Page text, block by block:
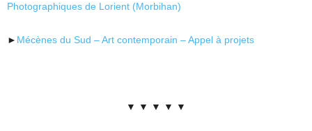
Photographiques de Lorient (Morbihan)
► Mécènes du Sud – Art contemporain – Appel à projets
▼ ▼ ▼ ▼ ▼